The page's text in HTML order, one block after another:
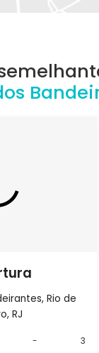
Rio de
RJ
- 3